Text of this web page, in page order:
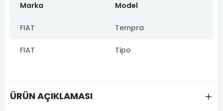
Marka Model
FIAT Tempra
FIAT Tipo
ÜRÜN AÇIKLAMASI